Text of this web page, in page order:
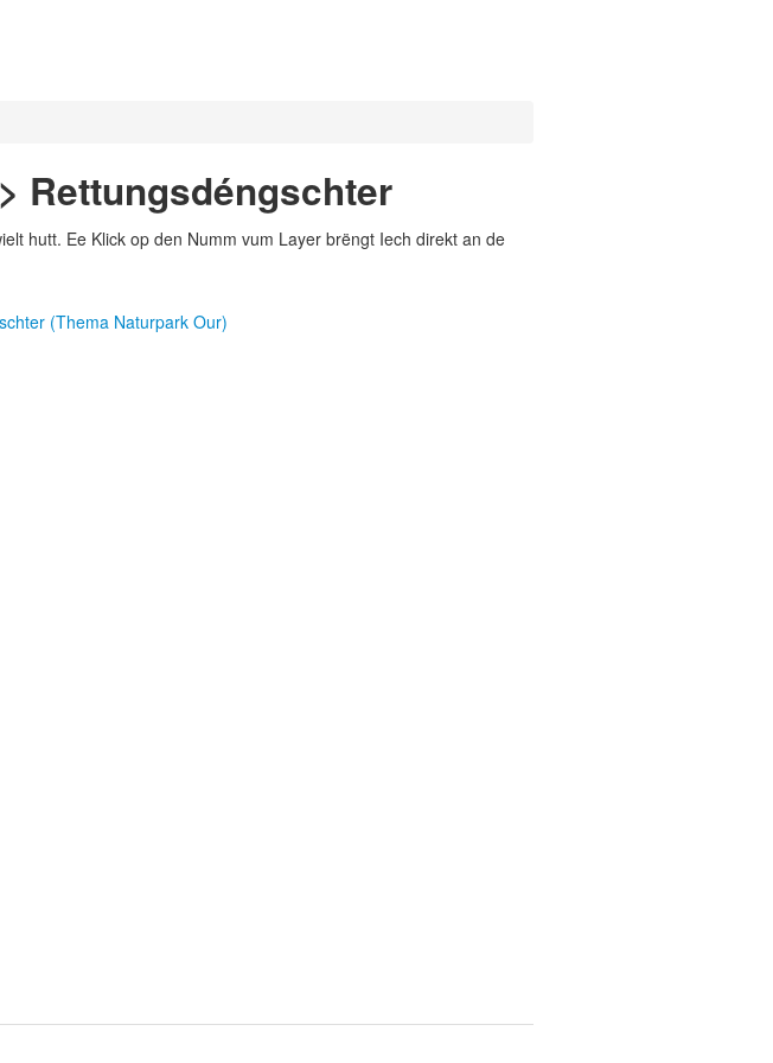
Rettungsdéngschter
hutt. Ee Klick op den Numm vum Layer brëngt Iech direkt an de
(Thema Naturpark Our)